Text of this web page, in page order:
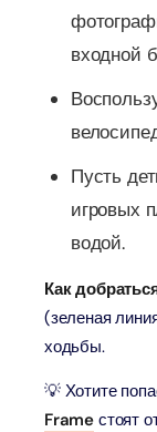
входной
Пусть
игровых
водой.
Как
(зеленая
ходьбы.
💡 Хотите
Frame стоят